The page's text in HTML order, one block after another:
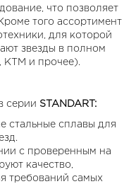
что позволяет
того ассортимент
для которой
звезды в полном
KTM и прочее).
cерии STANDART:
стальные сплавы для
с проверенным на
качество,
требований самых